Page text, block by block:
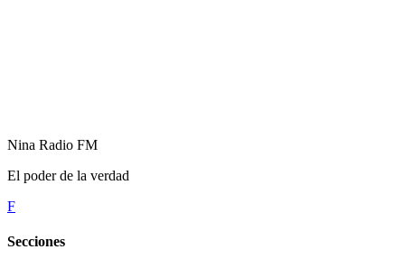
Nina Radio FM
El poder de la verdad
F
Secciones